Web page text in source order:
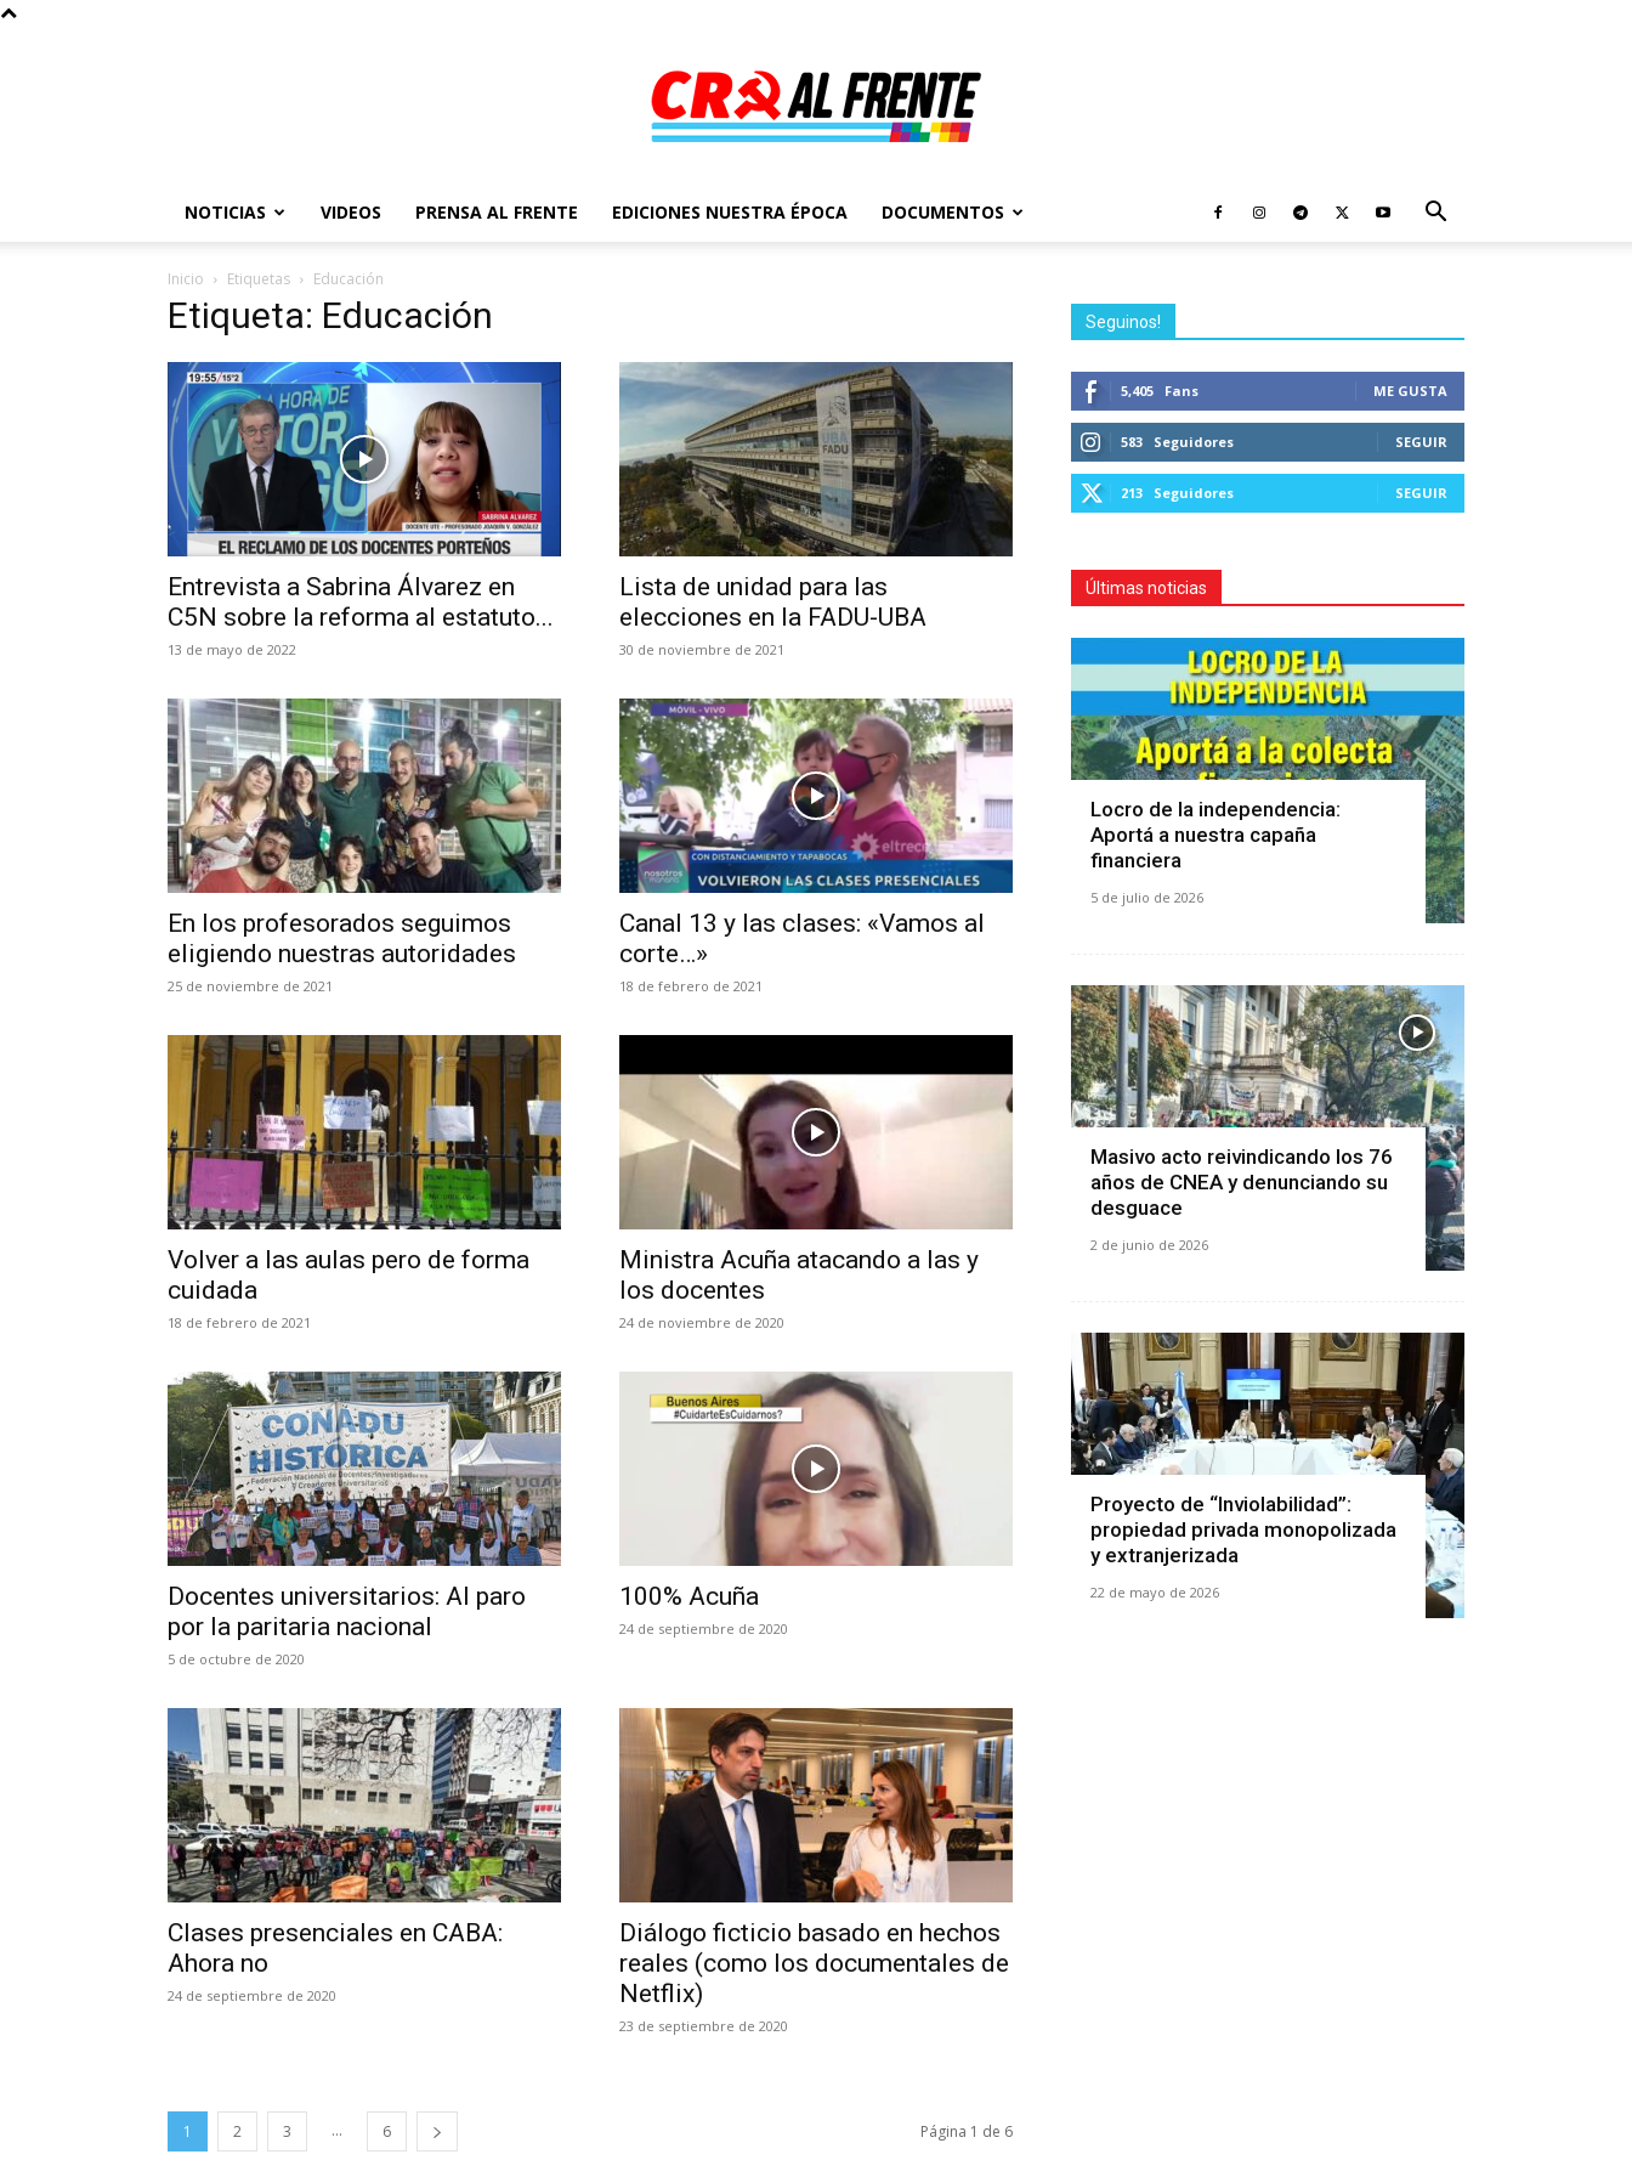
Al
Frente
–
NOTICIAS VIDEOS PRENSA AL FRENTE EDICIONES NUESTRA ÉPOCA DOCUMENTOS
Inicio Etiquetas Educación
Etiqueta: Educación
Entrevista a Sabrina Álvarez en
C5N sobre la reforma al estatuto...
13 de mayo de 2022
Lista de unidad para las
elecciones en la FADU-UBA
30 de noviembre de 2021
En los profesorados seguimos
eligiendo nuestras autoridades
25 de noviembre de 2021
Canal 13 y las clases: «Vamos al
corte…»
18 de febrero de 2021
Volver a las aulas pero de forma
cuidada
18 de febrero de 2021
Ministra Acuña atacando a las y
los docentes
24 de noviembre de 2020
Docentes universitarios: Al paro
por la paritaria nacional
5 de octubre de 2020
100% Acuña
24 de septiembre de 2020
Clases presenciales en CABA:
Ahora no
24 de septiembre de 2020
Diálogo ficticio basado en hechos
reales (como los documentales de
Netflix)
23 de septiembre de 2020
1 2 3 ... 6 Página 1 de 6
Seguinos!
5,405 Fans ME GUSTA
583 Seguidores SEGUIR
213 Seguidores SEGUIR
Últimas noticias
Locro de la independencia:
Aportá a nuestra capaña
financiera
5 de julio de 2026
Masivo acto reivindicando los 76
años de CNEA y denunciando su
desguace
2 de junio de 2026
Proyecto de “Inviolabilidad”:
propiedad privada monopolizada
y extranjerizada
22 de mayo de 2026